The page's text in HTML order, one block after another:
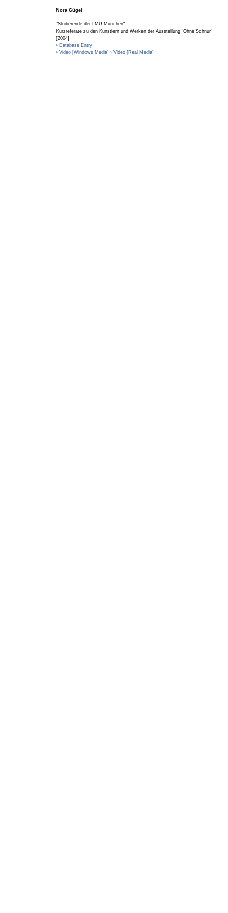
Nora Gügel
"Studierende der LMU München"
Kurzreferate zu den Künstlern und Werken der Ausstellung "Ohne Schnur"
[2004]
› Database Entry
› Video [Windows Media] › Video [Real Media]